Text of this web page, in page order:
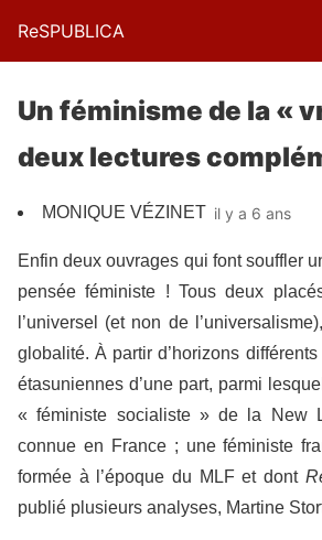
ReSPUBLICA
Un féminisme de la «
deux lectures
MONIQUE VÉZINET il y a 6 ans
Enfin deux ouvrages qui font souffler
pensée féministe ! Tous deux
l’universel (et non de
globalité. À partir d’horizons
étasuniennes d’une part, parmi
« féministe socialiste » de la New
connue en France ; une féministe
formée à l’époque du MLF et dont
publié plusieurs analyses, Martine